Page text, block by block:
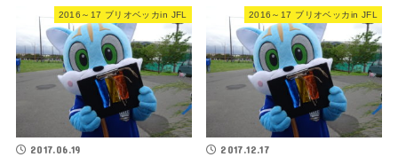
2016～17 ブリオベッカin JFL
2017.06.19
2016～17 ブリオベッカin JFL
2017.12.17